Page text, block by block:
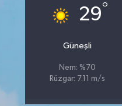
29°
Güneşli
Nem: %70
Rüzgar: 7.11 m/s